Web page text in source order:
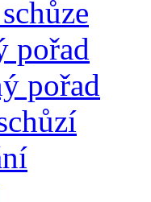
pořad
pořad